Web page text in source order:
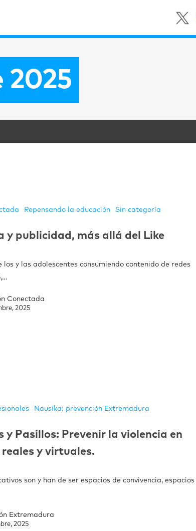
2025
Repensando la educación Sin categoría
y publicidad, más allá del Like
los y las adolescentes consumiendo contenido de redes
Conectada
2025
Nausika: prevención Extremadura
y Pasillos: Prevenir la violencia en
y virtuales.
son y han de ser espacios de convivencia, espacios
Extremadura
2025